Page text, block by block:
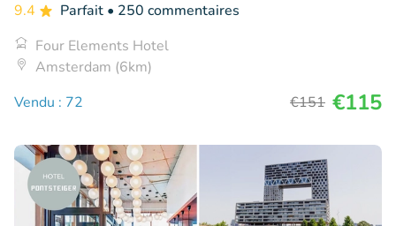
9.4 Parfait • 250 commentaires
Four Elements Hotel
Amsterdam (6km)
Vendu : 72
€151 €115